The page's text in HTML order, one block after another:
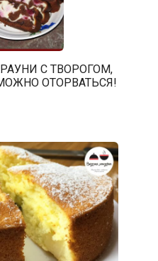
С ТВОРОГОМ,
ОТОРВАТЬСЯ!